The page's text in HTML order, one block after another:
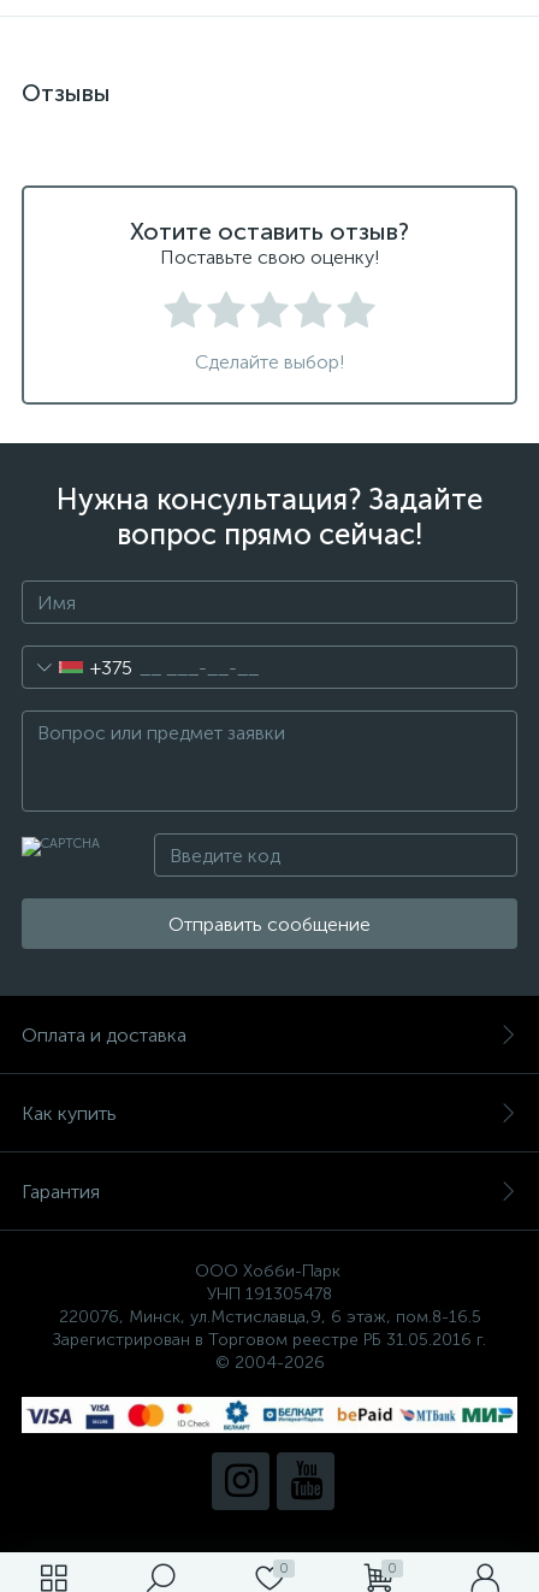
0 0
Отзывы
Хотите оставить отзыв?
Поставьте свою оценку!
Сделайте выбор!
Нужна консультация? Задайте
вопрос прямо сейчас!
+375
Отправить сообщение
Оплата и доставка
Как купить
Гарантия
ООО Хобби-Парк
УНП 191305478
220076, Минск, ул.Мстиславца,9, 6 этаж, пом.8-16.5
Зарегистрирован в Торговом реестре РБ 31.05.2016 г.
© 2004-2026